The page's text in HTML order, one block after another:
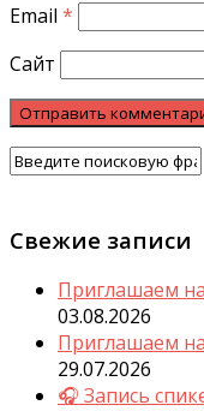
Email *
Сайт
Свежие записи
Приглашаем на
03.08.2026
Приглашаем на
29.07.2026
🎧 Запись